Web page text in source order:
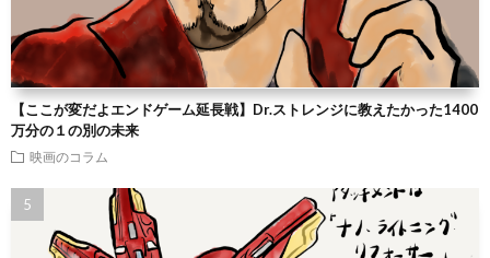
【ここが変だよエンドゲーム延長戦】Dr.ストレンジに教えたかった1400
万分の１の別の未来
映画のコラム